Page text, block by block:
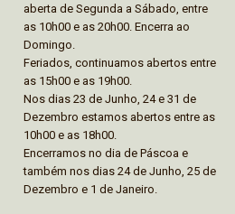
aberta de Segunda a Sábado, entre
as 10h00 e as 20h00. Encerra ao
Domingo.
Feriados, continuamos abertos entre
as 15h00 e as 19h00.
Nos dias 23 de Junho, 24 e 31 de
Dezembro estamos abertos entre as
10h00 e as 18h00.
Encerramos no dia de Páscoa e
também nos dias 24 de Junho, 25 de
Dezembro e 1 de Janeiro.